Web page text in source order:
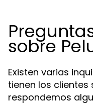
sobre
Existen varias
tienen los clientes
respondemos